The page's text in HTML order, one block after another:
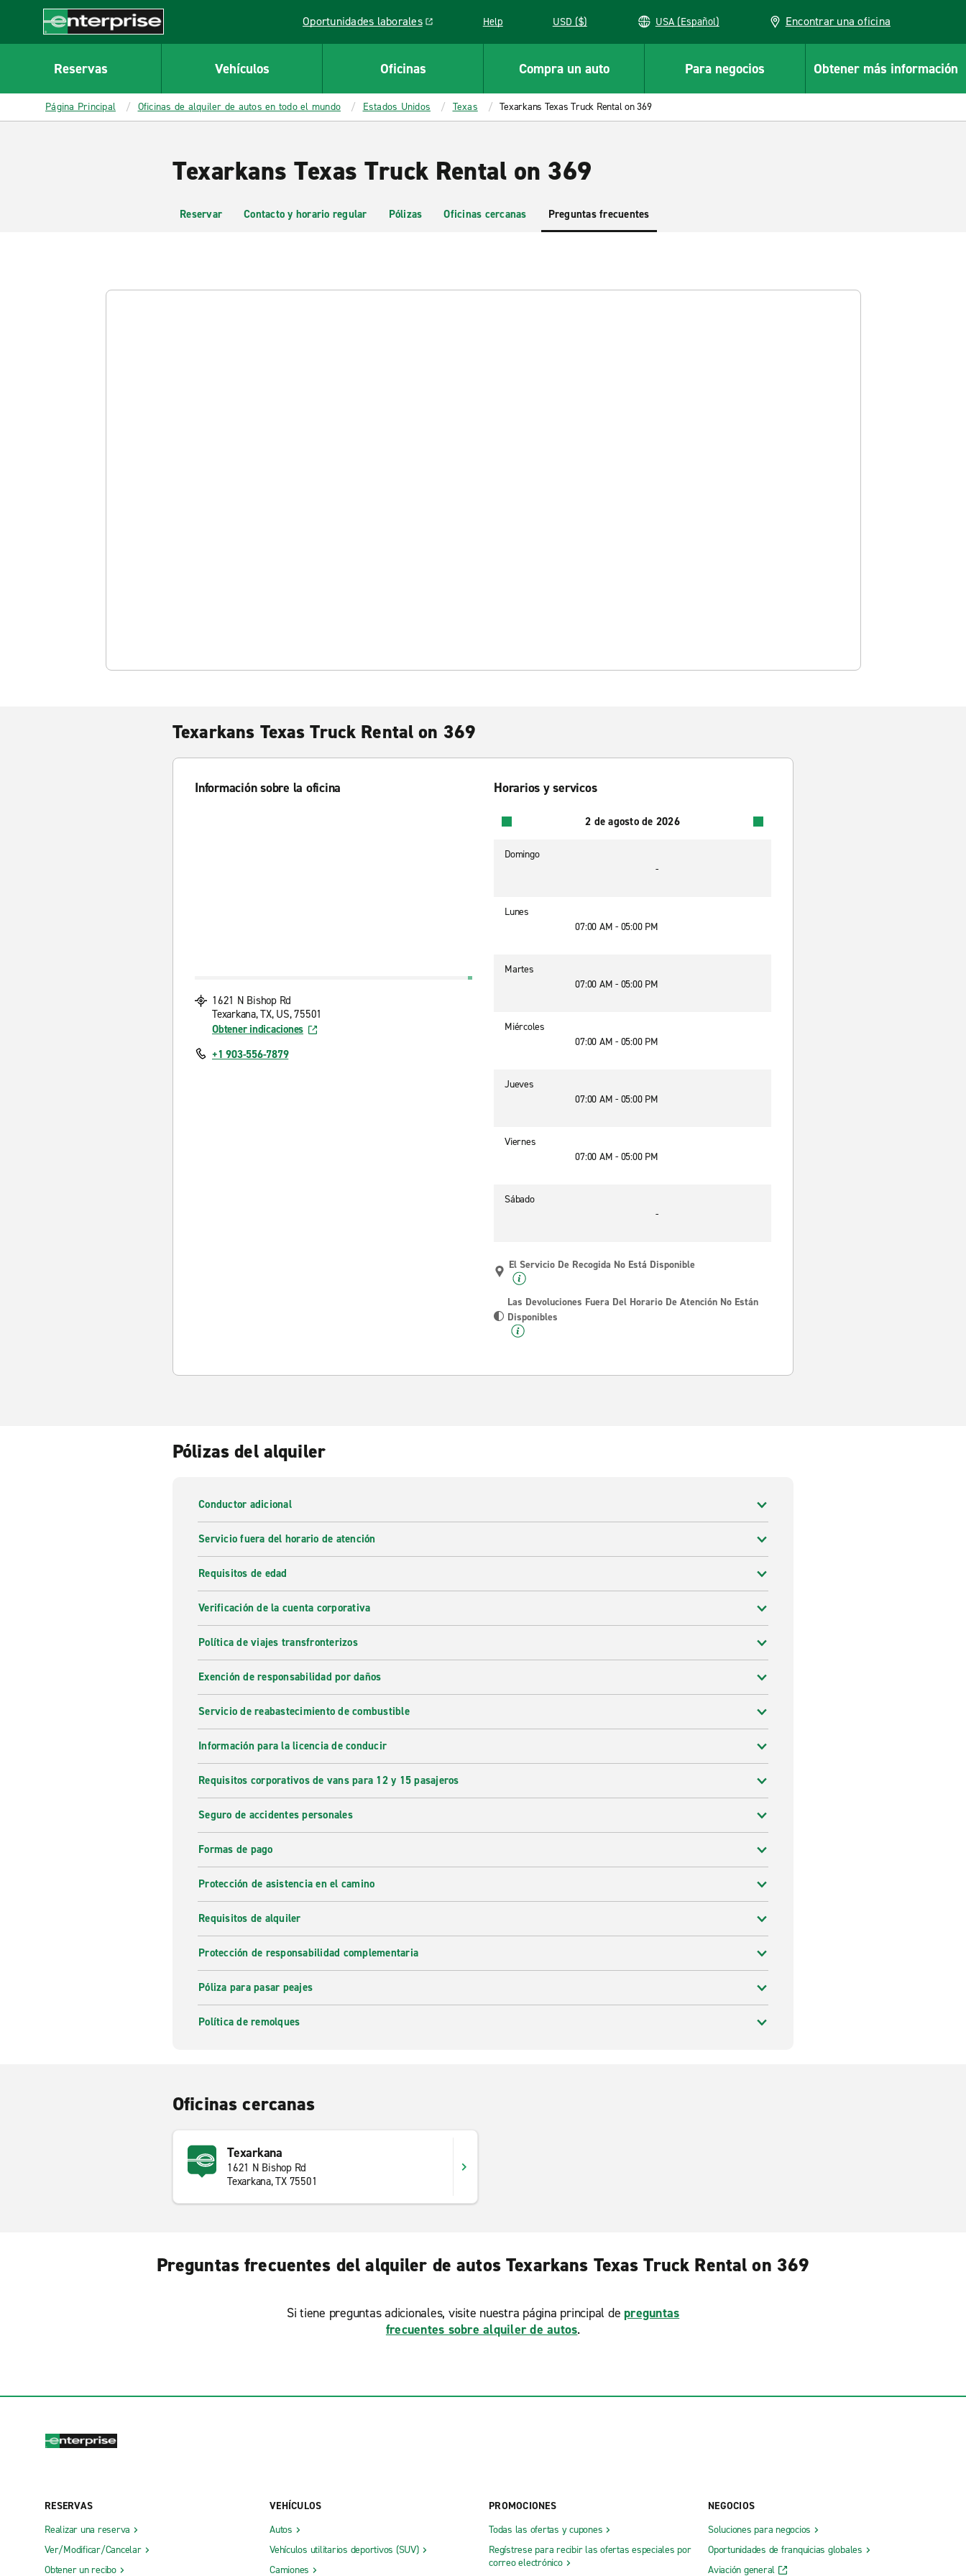
CONTENT
Enterprise
Oportunidades laborales
Link opens in a new window Help USD ($) USA (Español) Encontrar una oficina
Reservas Vehículos Oficinas Compra un auto Para negocios Obtener más información
Página Principal Oficinas de alquiler de autos en todo el mundo Estados Unidos Texas Texarkans Texas Truck Rental on 369
Texarkans Texas Truck Rental on 369
Reservar Contacto y horario regular Pólizas Oficinas cercanas Preguntas frecuentes
Texarkans Texas Truck Rental on 369
Información sobre la oficina
1621 N Bishop Rd
Texarkana, TX, US, 75501
Obtener indicaciones
+1 903-556-7879
Horarios y servicos
2 de agosto de 2026
Domingo
-
Lunes
07:00 AM - 05:00 PM
Martes
07:00 AM - 05:00 PM
Miércoles
07:00 AM - 05:00 PM
Jueves
07:00 AM - 05:00 PM
Viernes
07:00 AM - 05:00 PM
Sábado
-
El Servicio De Recogida No Está Disponible
Las Devoluciones Fuera Del Horario De Atención No Están
Disponibles
Pólizas del alquiler
Conductor adicional
Servicio fuera del horario de atención
Requisitos de edad
Verificación de la cuenta corporativa
Política de viajes transfronterizos
Exención de responsabilidad por daños
Servicio de reabastecimiento de combustible
Información para la licencia de conducir
Requisitos corporativos de vans para 12 y 15 pasajeros
Seguro de accidentes personales
Formas de pago
Protección de asistencia en el camino
Requisitos de alquiler
Protección de responsabilidad complementaria
Póliza para pasar peajes
Política de remolques
Oficinas cercanas
Texarkana
1621 N Bishop Rd
Texarkana, TX 75501
Preguntas frecuentes del alquiler de autos Texarkans Texas Truck Rental on 369
Si tiene preguntas adicionales, visite nuestra página principal de preguntas
frecuentes sobre alquiler de autos.
RESERVAS
Realizar una reserva
Ver/Modificar/Cancelar
Obtener un recibo
VEHÍCULOS
Autos
Vehículos utilitarios deportivos (SUV)
Camiones
PROMOCIONES
Todas las ofertas y cupones
Regístrese para recibir las ofertas especiales por
correo electrónico
NEGOCIOS
Soluciones para negocios
Oportunidades de franquicias globales
Aviación general